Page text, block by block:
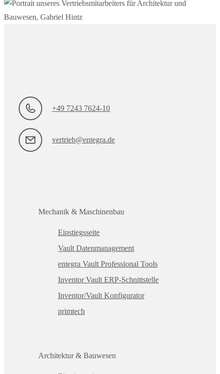
+49 7243 7624-10
vertrieb@entegra.de
Mechanik & Maschinenbau
Einstiegsseite
Vault Datenmanagement
entegra Vault Professional Tools
Inventor Vault ERP-Schnittstelle
Inventor/Vault Konfigurator
primtech
Architektur & Bauwesen